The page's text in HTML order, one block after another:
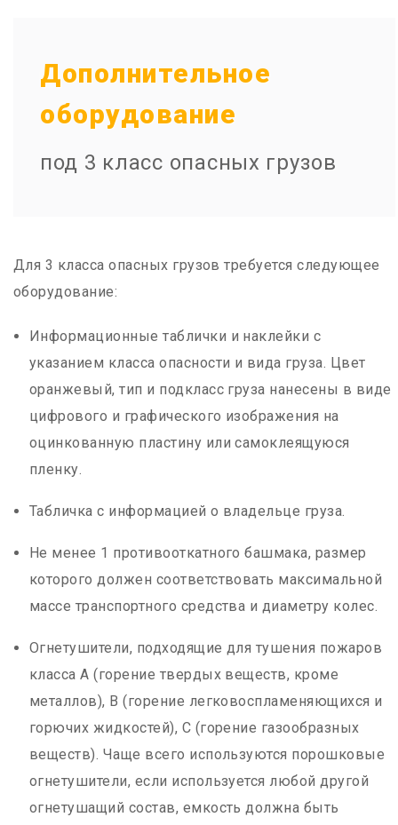
Дополнительное
оборудование
под 3 класс опасных грузов
Для 3 класса опасных грузов требуется следующее
оборудование:
Информационные таблички и наклейки с
указанием класса опасности и вида груза. Цвет
оранжевый, тип и подкласс груза нанесены в виде
цифрового и графического изображения на
оцинкованную пластину или самоклеящуюся
пленку.
Табличка с информацией о владельце груза.
Не менее 1 противооткатного башмака, размер
которого должен соответствовать максимальной
массе транспортного средства и диаметру колес.
Огнетушители, подходящие для тушения пожаров
класса А (горение твердых веществ, кроме
металлов), В (горение легковоспламеняющихся и
горючих жидкостей), С (горение газообразных
веществ). Чаще всего используются порошковые
огнетушители, если используется любой другой
огнетушащий состав, емкость должна быть